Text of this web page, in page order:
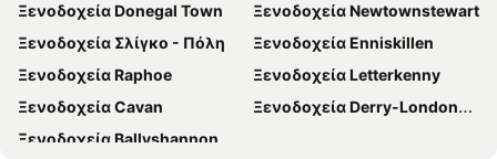
Ξενοδοχεία Donegal Town
Ξενοδοχεία Newtownstewart
Ξενοδοχεία Σλίγκο - Πόλη
Ξενοδοχεία Enniskillen
Ξενοδοχεία Raphoe
Ξενοδοχεία Letterkenny
Ξενοδοχεία Cavan
Ξενοδοχεία Derry-Londonderry
Ξενοδοχεία Ballyshannon